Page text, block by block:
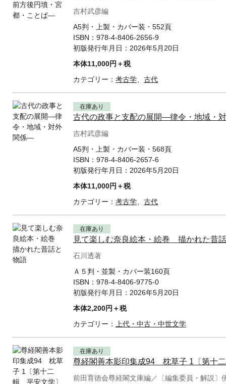
吉村武彦編
A5判・上製・カバー装・552頁
ISBN： 978-4-8406-2656-9
初版発行年月日： 2026年5月20日
本体11,000円＋税
カテゴリー： 考古学、 古代
在庫あり
古代の政事と支配の展開—律令・地域・
吉村武彦編
A5判・上製・カバー装・568頁
ISBN： 978-4-8406-2657-6
初版発行年月日： 2026年5月20日
本体11,000円＋税
カテゴリー： 考古学、 古代
在庫あり
見て楽しむ奈良絵本・絵巻 描かれた昔
石川透著
Ａ５判・並製・カバー装160頁
ISBN： 978-4-8406-9775-0
初版発行年月日： 2026年5月20日
本体2,200円＋税
カテゴリー： 上代・中古・中世文学
在庫あり
尊経閣善本影印集成94 枕草子 1〔第十
前田育徳会尊経閣文庫編／〔編集委員・解説〕